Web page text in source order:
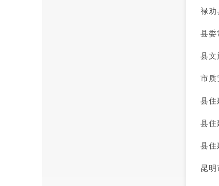
禄劝
县委
县文
市质
县住
县住
县住
昆